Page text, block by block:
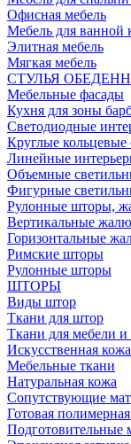
Офисная мебель
Мебель для ванной
Элитная мебель
Мягкая мебель
СТУЛЬЯ
Мебельные фасады
Кухня для зоны
Светодиодные
Круглые кольцевые
Линейные
Объемные
Фигурные
Рулонные шторы,
Вертикальные
Горизонтальные
Римские шторы
Рулонные шторы
ШТОРЫ
Виды штор
Ткани для штор
Ткани для мебели и
Искусственная кожа
Мебельные ткани
Натуральная кожа
Сопутствующие
Готовая
Подготовительные